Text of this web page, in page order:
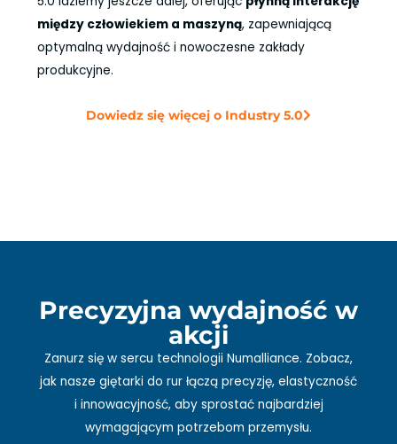
między człowiekiem a maszyną, zapewniającą
optymalną wydajność i nowoczesne zakłady
produkcyjne.
Dowiedz się więcej o Industry 5.0
Precyzyjna wydajność w
akcji
Zanurz się w sercu technologii Numalliance. Zobacz,
jak nasze giętarki do rur łączą precyzję, elastyczność
i innowacyjność, aby sprostać najbardziej
wymagającym potrzebom przemysłu.